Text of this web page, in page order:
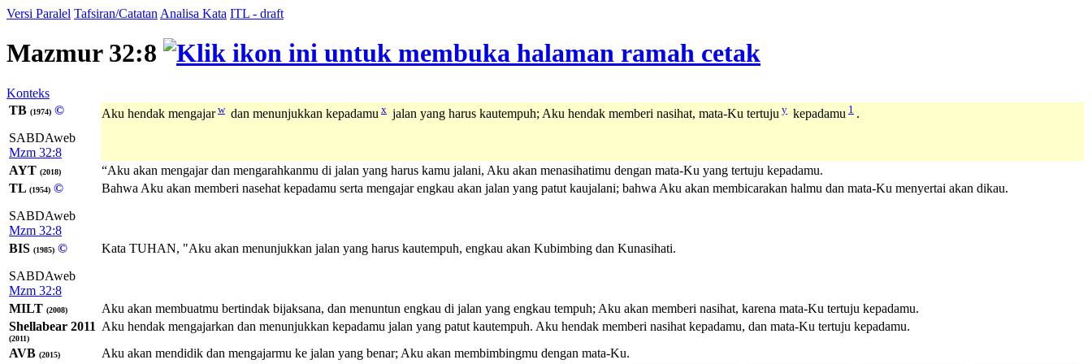
Versi Paralel Tafsiran/Catatan Analisa Kata ITL - draft
Mazmur 32:8
Konteks
TB (1974) ©
SABDAweb
Mzm 32:8
Aku hendak mengajar w dan menunjukkan kepadamu x jalan yang harus kautempuh; Aku hendak memberi nasihat, mata-Ku tertuju y kepadamu 1 .
AYT (2018)
“Aku akan mengajar dan mengarahkanmu di jalan yang harus kamu jalani, Aku akan menasihatimu dengan mata-Ku yang tertuju kepadamu.
TL (1954) ©
SABDAweb
Mzm 32:8
Bahwa Aku akan memberi nasehat kepadamu serta mengajar engkau akan jalan yang patut kaujalani; bahwa Aku akan membicarakan halmu dan mata-Ku menyertai akan dikau.
BIS (1985) ©
SABDAweb
Mzm 32:8
Kata TUHAN, "Aku akan menunjukkan jalan yang harus kautempuh, engkau akan Kubimbing dan Kunasihati.
MILT (2008)
Aku akan membuatmu bertindak bijaksana, dan menuntun engkau di jalan yang engkau tempuh; Aku akan memberi nasihat, karena mata-Ku tertuju kepadamu.
Shellabear 2011
(2011)
Aku hendak mengajarkan dan menunjukkan kepadamu jalan yang patut kautempuh. Aku hendak memberi nasihat kepadamu, dan mata-Ku tertuju kepadamu.
AVB (2015) Aku akan mendidik dan mengajarmu ke jalan yang benar; Aku akan membimbingmu dengan mata-Ku.